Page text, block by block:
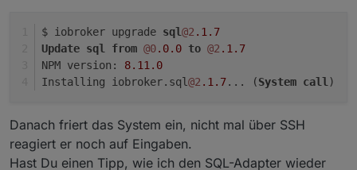
$ iobroker upgrade sql@2 .1 .7
Update sql from @0.0.0 to @2 .1 .7
NPM version: 8.11 .0
Installing iobroker.sql@2 .1 .7... (System call )
Danach friert das System ein, nicht mal über SSH
reagiert er noch auf Eingaben.
Hast Du einen Tipp, wie ich den SQL-Adapter wieder